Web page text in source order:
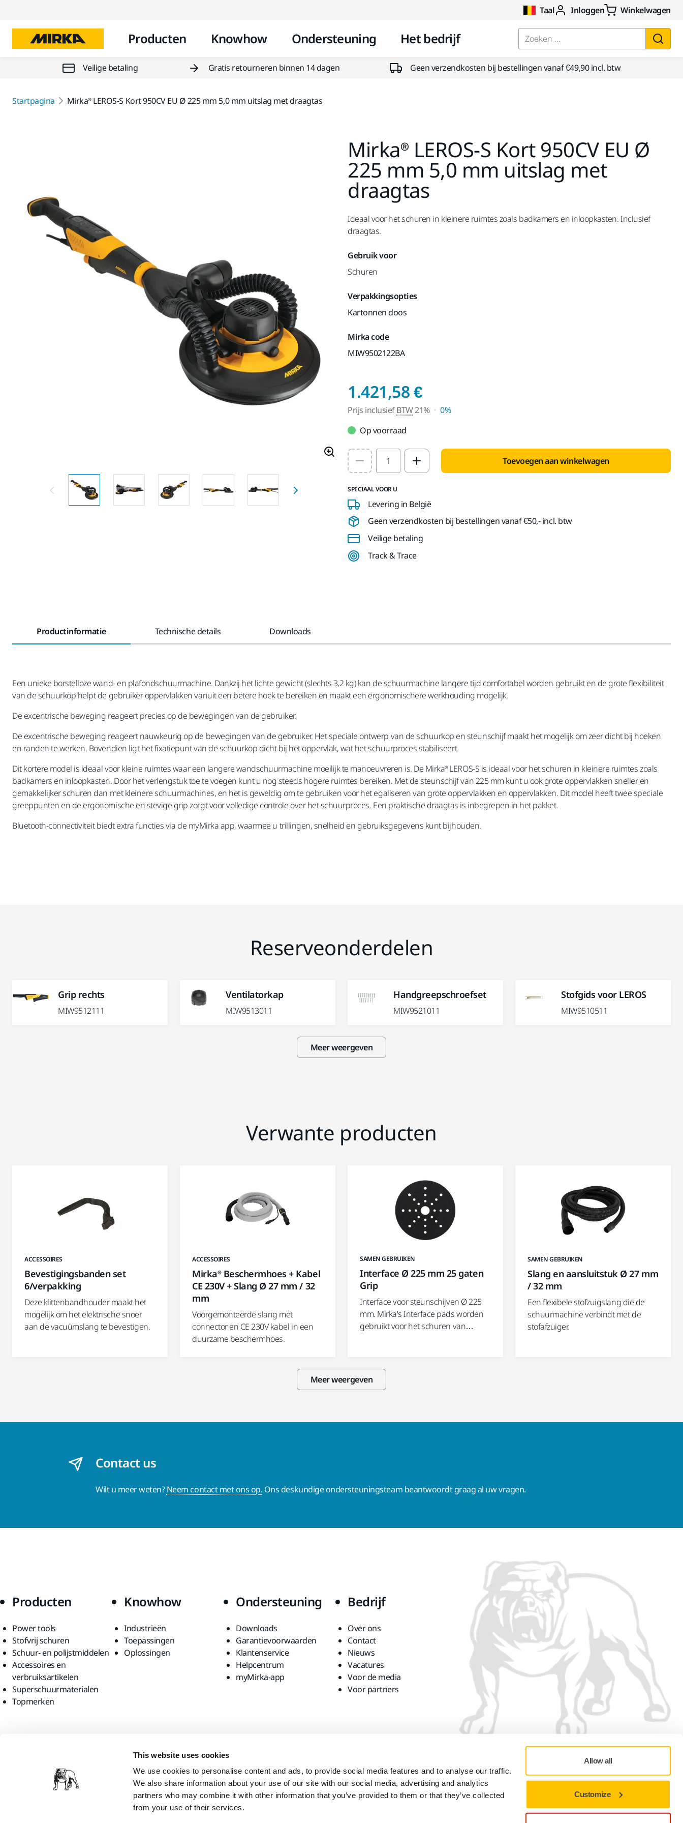
This website uses cookies
We use cookies to personalise content and ads, to provide social media features and to analyse our traffic.
We also share information about your use of our site with our social media, advertising and analytics
partners who may combine it with other information that you’ve provided to them or that they’ve collected
from your use of their services.
Allow all
Customize
Taal Inloggen Winkelwagen
Producten Knowhow Ondersteuning Het bedrijf Zoeken ...
Veilige betaling Gratis retourneren binnen 14 dagen Geen verzendkosten bij bestellingen vanaf €49,90 incl. btw
Startpagina Mirka® LEROS-S Kort 950CV EU Ø 225 mm 5,0 mm uitslag met draagtas
Mirka® LEROS-S Kort 950CV EU Ø
225 mm 5,0 mm uitslag met
draagtas
Ideaal voor het schuren in kleinere ruimtes zoals badkamers en inloopkasten. Inclusief
draagtas.
Gebruik voor
Schuren
Verpakkingsopties
Kartonnen doos
Mirka code
MIW9502122BA
1.421,58 €Prijs inclusief BTW 21%
Prijs inclusiefBTW21%
0%
Op voorraad
Select quantity value Toevoegen aan winkelwagen
SPECIAAL VOOR U
Levering in België
Geen verzendkosten bij bestellingen vanaf €50,- incl. btw
Veilige betaling
Track & Trace
Productinformatie Technische details Downloads
Een unieke borstelloze wand- en plafondschuurmachine. Dankzij het lichte gewicht (slechts 3,2 kg) kan de schuurmachine langere tijd comfortabel worden gebruikt en de grote flexibiliteit
van de schuurkop helpt de gebruiker oppervlakken vanuit een betere hoek te bereiken en maakt een ergonomischere werkhouding mogelijk.
De excentrische beweging reageert precies op de bewegingen van de gebruiker.
De excentrische beweging reageert nauwkeurig op de bewegingen van de gebruiker. Het speciale ontwerp van de schuurkop en steunschijf maakt het mogelijk om zeer dicht bij hoeken
en randen te werken. Bovendien ligt het fixatiepunt van de schuurkop dicht bij het oppervlak, wat het schuurproces stabiliseert.
Dit kortere model is ideaal voor kleine ruimtes waar een langere wandschuurmachine moeilijk te manoeuvreren is. De Mirka® LEROS-S is ideaal voor het schuren in kleinere ruimtes zoals
badkamers en inloopkasten. Door het verlengstuk toe te voegen kunt u nog steeds hogere ruimtes bereiken. Met de steunschijf van 225 mm kunt u ook grote oppervlakken sneller en
gemakkelijker schuren dan met kleinere schuurmachines, en het is geweldig om te gebruiken voor het egaliseren van grote oppervlakken en oppervlakken. Dit model heeft twee speciale
greeppunten en de ergonomische en stevige grip zorgt voor volledige controle over het schuurproces. Een praktische draagtas is inbegrepen in het pakket.
Bluetooth-connectiviteit biedt extra functies via de myMirka app, waarmee u trillingen, snelheid en gebruiksgegevens kunt bijhouden.
Reserveonderdelen
Grip rechts
MIW9512111
Ventilatorkap
MIW9513011
Handgreepschroefset
MIW9521011
Stofgids voor LEROS
MIW9510511
Meer weergeven
Verwante producten
ACCESSOIRES
Bevestigingsbanden set
6/verpakking
Deze klittenbandhouder maakt het
mogelijk om het elektrische snoer
aan de vacuümslang te bevestigen.
ACCESSOIRES
Mirka® Beschermhoes + Kabel
CE 230V + Slang Ø 27 mm / 32
mm
Voorgemonteerde slang met
connector en CE 230V kabel in een
duurzame beschermhoes.
SAMEN GEBRUIKEN
Interface Ø 225 mm 25 gaten
Grip
Interface voor steunschijven Ø 225
mm. Mirka's Interface pads worden
gebruikt voor het schuren van…
SAMEN GEBRUIKEN
Slang en aansluitstuk Ø 27 mm
/ 32 mm
Een flexibele stofzuigslang die de
schuurmachine verbindt met de
stofafzuiger.
Meer weergeven
Contact us
Wilt u meer weten?Neem contact met ons op. Ons deskundige ondersteuningsteam beantwoordt graag al uw vragen.
Producten
Power tools
Stofvrij schuren
Schuur- en polijstmiddelen
Accessoires en
verbruiksartikelen
Superschuurmaterialen
Topmerken
Knowhow
Industrieën
Toepassingen
Oplossingen
Ondersteuning
Downloads
Garantievoorwaarden
Klantenservice
Helpcentrum
myMirka-app
Bedrijf
Over ons
Contact
Nieuws
Vacatures
Voor de media
Voor partners